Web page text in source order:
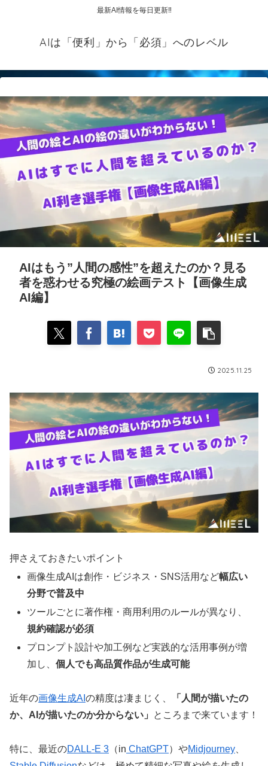
最新AI情報を毎日更新‼
AIは「便利」から「必須」へのレベル
AIはもう”人間の感性”を超えたのか？見る
者を惑わせる究極の絵画テスト【画像生成
AI編】
2025.11.25
押さえておきたいポイント
画像生成AIは創作・ビジネス・SNS活用など幅広い
分野で普及中
ツールごとに著作権・商用利用のルールが異なり、
規約確認が必須
プロンプト設計や加工例など実践的な活用事例が増
加し、個人でも高品質作品が生成可能
近年の画像生成AI の精度は凄まじく、
「人間が描いたの
か、AIが描いたのか分からない」
ところまで来ています！
特に、最近のDALL-E 3 （in ChatGPT）やMidjourney